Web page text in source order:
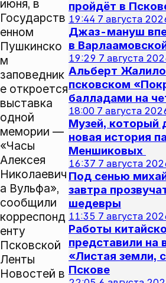
июня, в
Государств
енном
Пушкинско
м
заповедник
е откроется
выставка
одной
мемории —
«Часы
Алексея
Николаевич
а Вульфа»,
сообщили
корреспонд
енту
Псковской
Ленты
Новостей в
пройдёт в
19:44 7 августа
Джаз-мануш
в
19:29 7 августа
Альберт
псковском
балладами на
18:00 7 августа
Музей, который
новая история
Меншиковых
16:37 7 августа
Под сенью
завтра
шедевры
11:35 7 августа
Работы
представили на
«Листая земли,
Пскове